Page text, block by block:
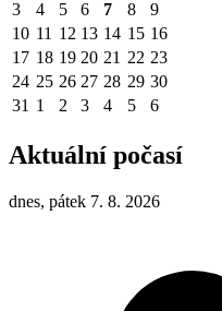
3
4 5 6 7 8
9
10 11 12 13 14 15 16
17 18 19 20 21 22 23
24 25 26 27 28 29 30
31 1 2 3 4 5 6
Aktuální počasí
dnes, pátek 7. 8. 2026